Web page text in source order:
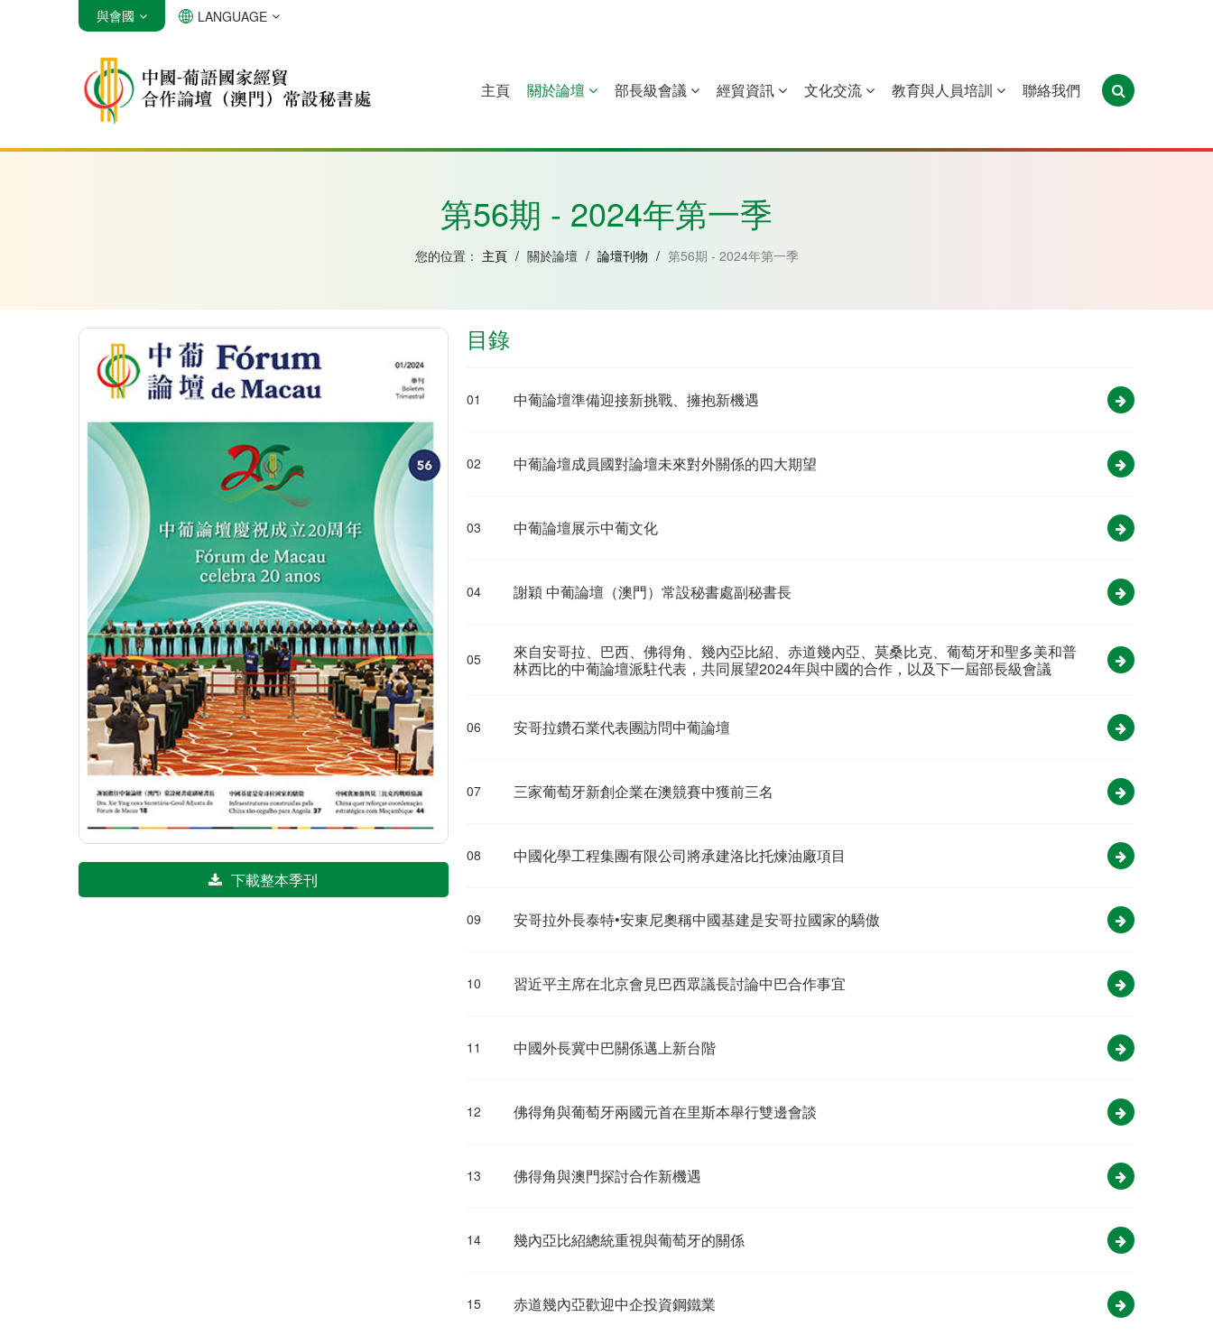
安哥拉 巴西 佛得角 幾內亞比紹 赤道幾內亞 莫桑比克 葡萄牙 聖多美和普林西比 東帝汶
與會國 LANGUAGE
主頁 關於論壇 部長級會議 經貿資訊 文化交流 教育與人員培訓 聯絡我們
第56期 - 2024年第一季
您的位置： 主頁 / 關於論壇 / 論壇刊物 / 第56期 - 2024年第一季
下載整本季刊
目錄
01 中葡論壇準備迎接新挑戰、擁抱新機遇
02 中葡論壇成員國對論壇未來對外關係的四大期望
03 中葡論壇展示中葡文化
04 謝穎 中葡論壇（澳門）常設秘書處副秘書長
05
來自安哥拉、巴西、佛得角、幾內亞比紹、赤道幾內亞、莫桑比克、葡萄牙和聖多美和普
林西比的中葡論壇派駐代表，共同展望2024年與中國的合作，以及下一屆部長級會議
06 安哥拉鑽石業代表團訪問中葡論壇
07 三家葡萄牙新創企業在澳競賽中獲前三名
08 中國化學工程集團有限公司將承建洛比托煉油廠項目
09 安哥拉外長泰特•安東尼奧稱中國基建是安哥拉國家的驕傲
10 習近平主席在北京會見巴西眾議長討論中巴合作事宜
11 中國外長冀中巴關係邁上新台階
12 佛得角與葡萄牙兩國元首在里斯本舉行雙邊會談
13 佛得角與澳門探討合作新機遇
14 幾內亞比紹總統重視與葡萄牙的關係
15 赤道幾內亞歡迎中企投資鋼鐵業